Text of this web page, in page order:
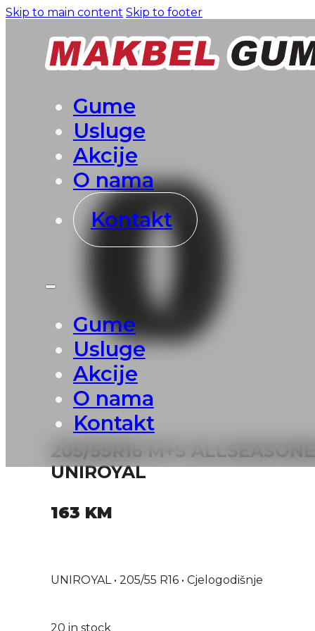
Skip to main content Skip to footer
Gume
Usluge
Akcije
O nama
Kontakt
Gume
Usluge
Akcije
O nama
Kontakt
205/55R16 M+S
UNIROYAL
163 KM
UNIROYAL • 205/55 R16 • Cjelogodišnje
20 in stock